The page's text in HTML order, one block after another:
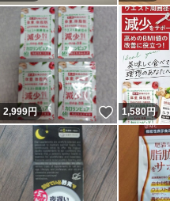
2,999円 いいね！
1,580円